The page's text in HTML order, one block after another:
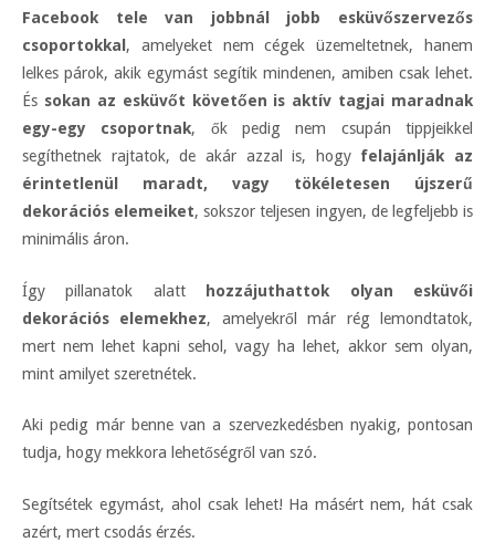
Facebook tele van jobbnál jobb esküvőszervezős
csoportokkal , amelyeket nem cégek üzemeltetnek, hanem
lelkes párok, akik egymást segítik mindenen, amiben csak lehet.
És sokan az esküvőt követően is aktív tagjai maradnak
egy-egy csoportnak, ők pedig nem csupán tippjeikkel
segíthetnek rajtatok, de akár azzal is, hogy felajánlják az
érintetlenül maradt, vagy tökéletesen újszerű
dekorációs elemeiket, sokszor teljesen ingyen, de legfeljebb is
minimális áron.
Így pillanatok alatt hozzájuthattok olyan esküvői
dekorációs elemekhez, amelyekről már rég lemondtatok,
mert nem lehet kapni sehol, vagy ha lehet, akkor sem olyan,
mint amilyet szeretnétek.
Aki pedig már benne van a szervezkedésben nyakig, pontosan
tudja, hogy mekkora lehetőségről van szó.
Segítsétek egymást, ahol csak lehet! Ha másért nem, hát csak
azért, mert csodás érzés.